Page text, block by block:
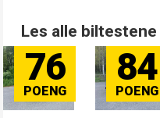
Les alle
76 84